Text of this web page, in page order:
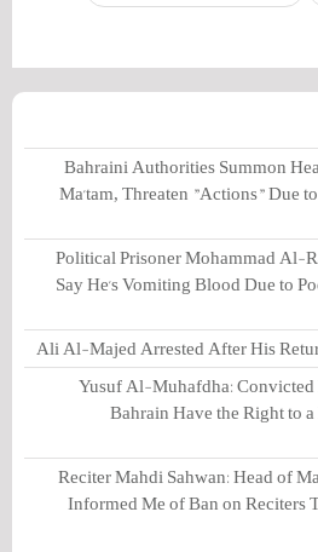
Bahraini Authorities Summon
Ma'tam, Threaten "Actions" Due
Political Prisoner Mohammad Al-
Say He's Vomiting Blood Due to
Ali Al-Majed Arrested After His
Yusuf Al-Muhafdha: Convicted
Bahrain Have the Right to
Reciter Mahdi Sahwan: Head of
Informed Me of Ban on Reciters